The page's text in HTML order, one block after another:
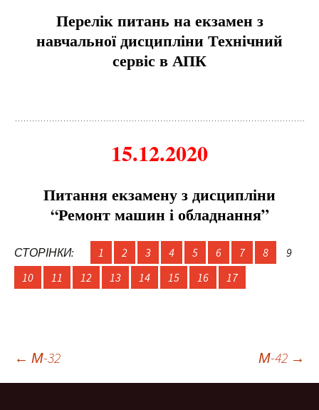
Перелік питань на екзамен з
навчальної дисципліни Технічний
сервіс в АПК
15.12.2020
Питання екзамену з дисципліни
“Ремонт машин і обладнання”
СТОРІНКИ: 1 2 3 4 5 6 7 8
9
10
11 12 13 14 15 16 17
Навігація
← М-32 М-42 →